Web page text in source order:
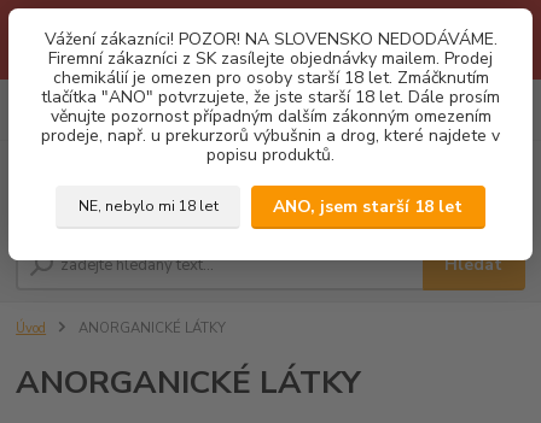
je neustálé porušování obchodních podmínek. Firemní zájemci o naše
produkty z SK zasílejte objednávky mailovou cestou. Děkujeme!
Vážení zákazníci! POZOR! NA SLOVENSKO NEDODÁVÁME.
Firemní zákazníci z SK zasílejte objednávky mailem. Prodej
chemikálií je omezen pro osoby starší 18 let. Zmáčknutím
tlačítka "ANO" potvrzujete, že jste starší 18 let. Dále prosím
věnujte pozornost případným dalším zákonným omezením
prodeje, např. u prekurzorů výbušnin a drog, které najdete v
popisu produktů.
NE, nebylo mi 18 let ANO, jsem starší 18 let
Menu
CZK
Hledat
0
za0,00 Kč
Úvod ANORGANICKÉ LÁTKY
ANORGANICKÉ LÁTKY